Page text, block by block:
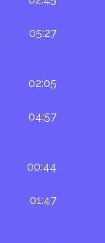
05:27
02:05
04:57
00:44
01:47